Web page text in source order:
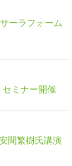
ーラフォーム
セミナー開催
間繁樹氏講演